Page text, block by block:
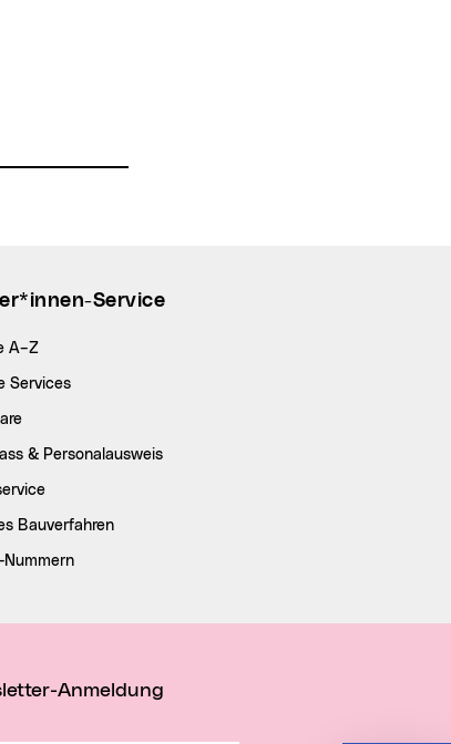
Service
A–Z
Services
& Personalausweis
Bauverfahren
Nummern
Anmeldung